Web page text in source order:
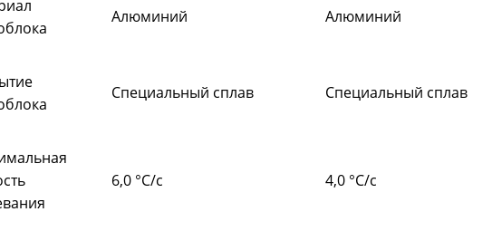
Алюминий Алюминий
Специальный сплав Специальный сплав
6,0 °C/с 4,0 °C/с